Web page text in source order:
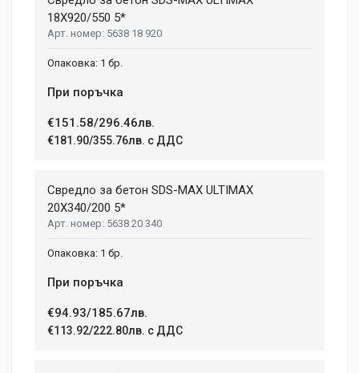
18X920/550 5*
5638 18 920
1 бр.
При поръчка
€151.58/296.46лв.
€181.90/355.76лв. с ДДС
Свредло за бетон SDS-MAX ULTIMAX
20X340/200 5*
5638 20 340
1 бр.
При поръчка
€94.93/185.67лв.
€113.92/222.80лв. с ДДС